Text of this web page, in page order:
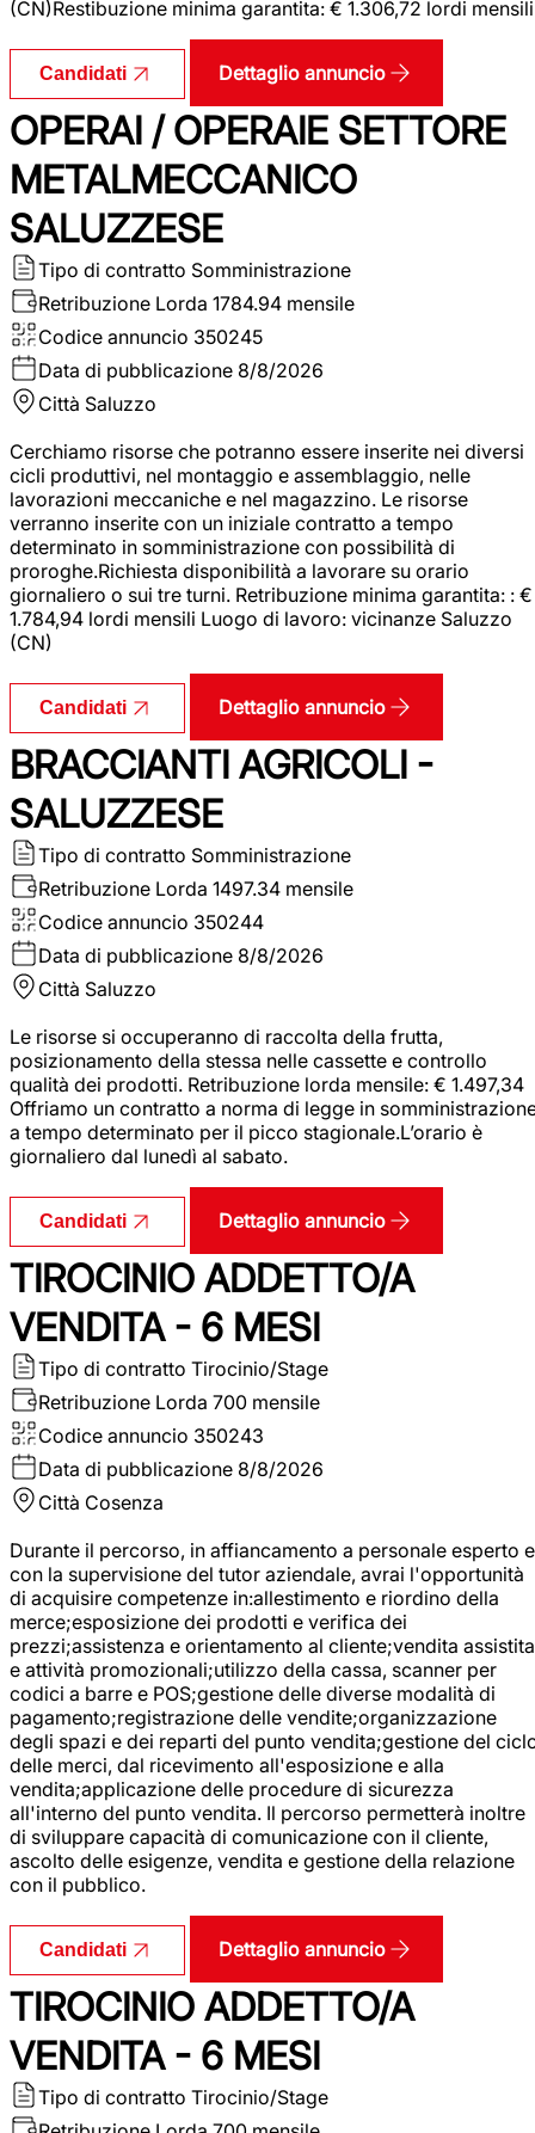
(CN)Restibuzione minima garantita: € 1.306,72 lordi mensili
Candidati Dettaglio annuncio
OPERAI / OPERAIE SETTORE
METALMECCANICO
SALUZZESE
Tipo di contratto Somministrazione
Retribuzione Lorda 1784.94 mensile
Codice annuncio 350245
Data di pubblicazione 8/8/2026
Città Saluzzo
Cerchiamo risorse che potranno essere inserite nei diversi
cicli produttivi, nel montaggio e assemblaggio, nelle
lavorazioni meccaniche e nel magazzino. Le risorse
verranno inserite con un iniziale contratto a tempo
determinato in somministrazione con possibilità di
proroghe.Richiesta disponibilità a lavorare su orario
giornaliero o sui tre turni. Retribuzione minima garantita: : €
1.784,94 lordi mensili Luogo di lavoro: vicinanze Saluzzo
(CN)
Candidati Dettaglio annuncio
BRACCIANTI AGRICOLI -
SALUZZESE
Tipo di contratto Somministrazione
Retribuzione Lorda 1497.34 mensile
Codice annuncio 350244
Data di pubblicazione 8/8/2026
Città Saluzzo
Le risorse si occuperanno di raccolta della frutta,
posizionamento della stessa nelle cassette e controllo
qualità dei prodotti. Retribuzione lorda mensile: € 1.497,34
Offriamo un contratto a norma di legge in
a tempo determinato per il picco stagionale.L’orario è
giornaliero dal lunedì al sabato.
Candidati Dettaglio annuncio
TIROCINIO ADDETTO/A
VENDITA - 6 MESI
Tipo di contratto Tirocinio/Stage
Retribuzione Lorda 700 mensile
Codice annuncio 350243
Data di pubblicazione 8/8/2026
Città Cosenza
Durante il percorso, in affiancamento a personale esperto e
con la supervisione del tutor aziendale, avrai l'opportunità
di acquisire competenze in:allestimento e riordino della
merce;esposizione dei prodotti e verifica dei
prezzi;assistenza e orientamento al cliente;vendita assistita
e attività promozionali;utilizzo della cassa, scanner per
codici a barre e POS;gestione delle diverse modalità di
pagamento;registrazione delle vendite;organizzazione
degli spazi e dei reparti del punto vendita;gestione del
delle merci, dal ricevimento all'esposizione e alla
vendita;applicazione delle procedure di sicurezza
all'interno del punto vendita. Il percorso permetterà inoltre
di sviluppare capacità di comunicazione con il cliente,
ascolto delle esigenze, vendita e gestione della relazione
con il pubblico.
Candidati Dettaglio annuncio
TIROCINIO ADDETTO/A
VENDITA - 6 MESI
Tipo di contratto Tirocinio/Stage